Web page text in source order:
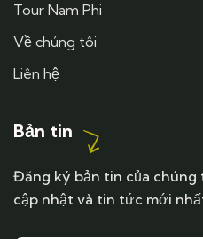
Tour Nam Phi
Về chúng tôi
Liên hệ
Bản tin
Đăng ký bản tin của chúng
cập nhật và tin tức mới